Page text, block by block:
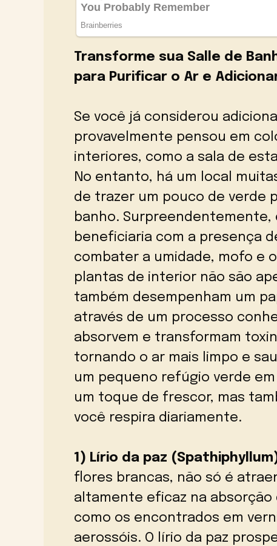
Transforme sua Salle de
para Purificar o Ar e
Se você já considerou
provavelmente pensou em
interiores, como a sala de
No entanto, há um local
de trazer um pouco de verde
banho. Surpreendentemente,
beneficiaria com a presença
combater a umidade, mofo e
plantas de interior não são
também desempenham um
através de um processo
absorvem e transformam
tornando o ar mais limpo e
um pequeno refúgio verde
um toque de frescor, mas
você respira diariamente.
1) Lírio da paz
flores brancas, não só é
altamente eficaz na
como os encontrados em
aerossóis. O lírio da paz